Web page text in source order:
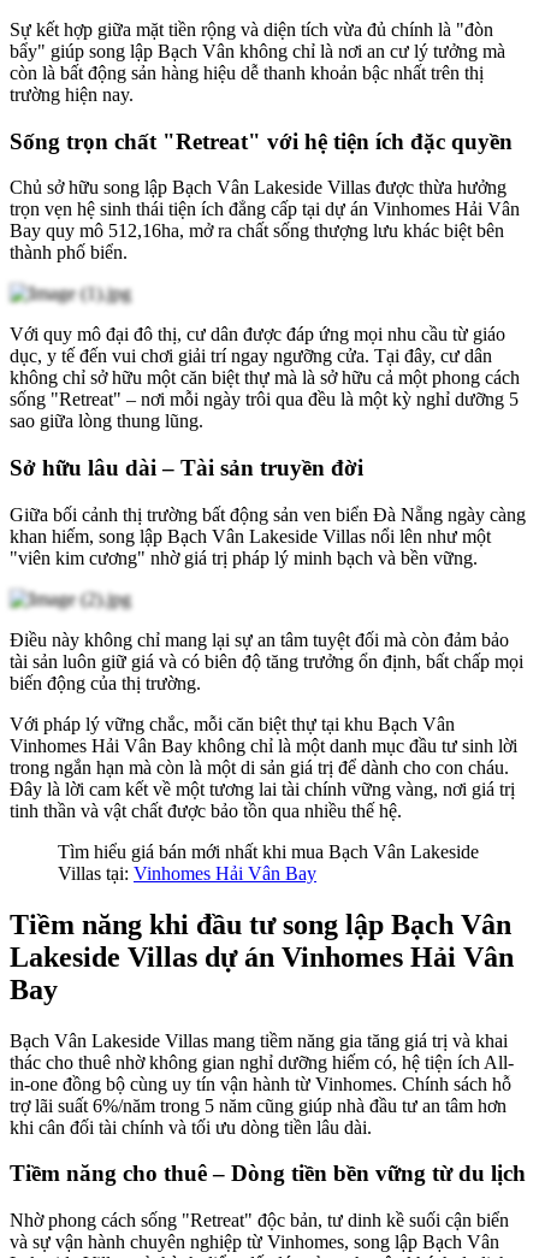
Sự kết hợp giữa mặt tiền rộng và diện tích vừa đủ chính là "đòn
bẩy" giúp song lập Bạch Vân không chỉ là nơi an cư lý tưởng mà
còn là bất động sản hàng hiệu dễ thanh khoản bậc nhất trên thị
trường hiện nay.
Sống trọn chất "Retreat" với hệ tiện ích đặc quyền
Chủ sở hữu song lập Bạch Vân Lakeside Villas được thừa hưởng
trọn vẹn hệ sinh thái tiện ích đẳng cấp tại dự án Vinhomes Hải Vân
Bay quy mô 512,16ha, mở ra chất sống thượng lưu khác biệt bên
thành phố biển.
Với quy mô đại đô thị, cư dân được đáp ứng mọi nhu cầu từ giáo
dục, y tế đến vui chơi giải trí ngay ngưỡng cửa. Tại đây, cư dân
không chỉ sở hữu một căn biệt thự mà là sở hữu cả một phong cách
sống "Retreat" – nơi mỗi ngày trôi qua đều là một kỳ nghỉ dưỡng 5
sao giữa lòng thung lũng.
Sở hữu lâu dài – Tài sản truyền đời
Giữa bối cảnh thị trường bất động sản ven biển Đà Nẵng ngày càng
khan hiếm, song lập Bạch Vân Lakeside Villas nổi lên như một
"viên kim cương" nhờ giá trị pháp lý minh bạch và bền vững.
Điều này không chỉ mang lại sự an tâm tuyệt đối mà còn đảm bảo
tài sản luôn giữ giá và có biên độ tăng trưởng ổn định, bất chấp mọi
biến động của thị trường.
Với pháp lý vững chắc, mỗi căn biệt thự tại khu Bạch Vân
Vinhomes Hải Vân Bay không chỉ là một danh mục đầu tư sinh lời
trong ngắn hạn mà còn là một di sản giá trị để dành cho con cháu.
Đây là lời cam kết về một tương lai tài chính vững vàng, nơi giá trị
tinh thần và vật chất được bảo tồn qua nhiều thế hệ.
Tìm hiểu giá bán mới nhất khi mua Bạch Vân Lakeside
Villas tại: Vinhomes Hải Vân Bay
Tiềm năng khi đầu tư song lập Bạch Vân
Lakeside Villas dự án Vinhomes Hải Vân
Bay
Bạch Vân Lakeside Villas mang tiềm năng gia tăng giá trị và khai
thác cho thuê nhờ không gian nghỉ dưỡng hiếm có, hệ tiện ích All-
in-one đồng bộ cùng uy tín vận hành từ Vinhomes. Chính sách hỗ
trợ lãi suất 6%/năm trong 5 năm cũng giúp nhà đầu tư an tâm hơn
khi cân đối tài chính và tối ưu dòng tiền lâu dài.
Tiềm năng cho thuê – Dòng tiền bền vững từ du lịch
Nhờ phong cách sống "Retreat" độc bản, tư dinh kề suối cận biển
và sự vận hành chuyên nghiệp từ Vinhomes, song lập Bạch Vân